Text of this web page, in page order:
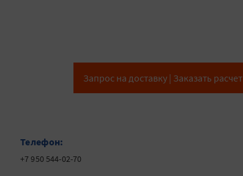
Запрос на доставку | Заказать расчет
Телефон:
+7 950 544-02-70